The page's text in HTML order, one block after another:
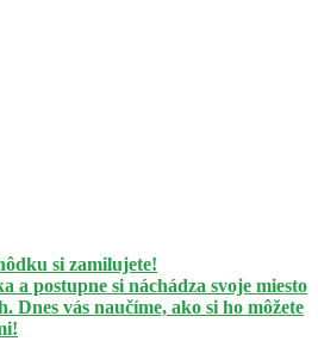
si zamilujete!
a postupne si náchádza svoje miesto
Dnes vás naučíme, ako si ho môžete